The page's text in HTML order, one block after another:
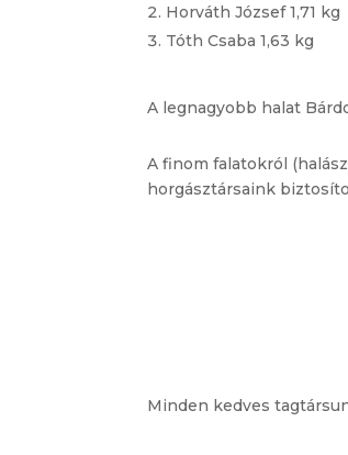
Horváth József 1,71 kg
Tóth Csaba 1,63 kg
A legnagyobb halat
A finom falatokról
horgásztársaink
Minden kedves